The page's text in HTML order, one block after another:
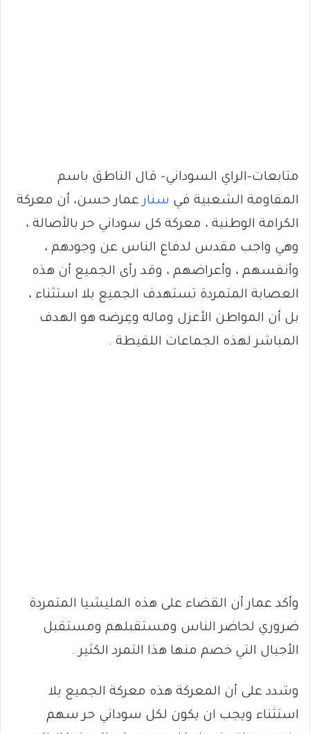
متابعات-الراي السوداني- قال الناطق باسم
المقاومة الشعبية في سنار عمار حسن، أن معركة
الكرامة الوطنية ، معركة كل سوداني حر بالأصالة ،
وهي واجب مقدس لدفاع الناس عن وجودهم ،
وأنفسهم ، وأعراضهم ، وقد رأى الجميع أن هذه
العصابة المتمردة تستهدف الجميع بلا استثناء ،
بل أن المواطن الأعزل وماله وعِرضه هو الهدف
المباشر لهذه الجماعات اللقيطة .
وأكد عمار أن القضاء على هذه المليشيا المتمردة
ضروري لحاضر الناس ومستقبلهم ومستقبل
الأجيال التي خصم منها هذا التمرد الكثير .
وشدد على أن المعركة هذه معركة الجميع بلا
استثناء ويجب ان يكون لكل سوداني حر سهم